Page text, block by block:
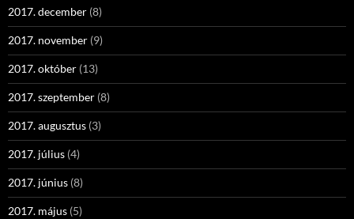
2017. december (8)
2017. november (9)
2017. október (13)
2017. szeptember (8)
2017. augusztus (3)
2017. július (4)
2017. június (8)
2017. május (5)